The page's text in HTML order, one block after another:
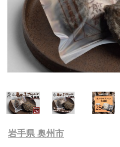
岩手県 奥州市